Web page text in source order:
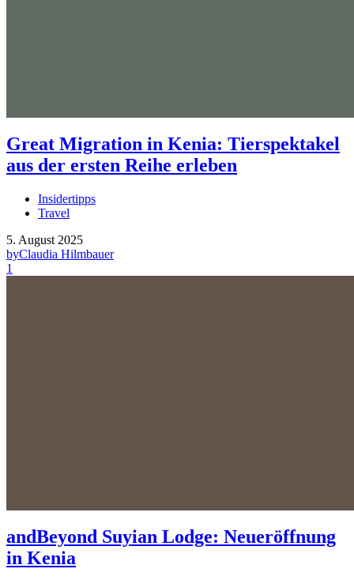
Great Migration in Kenia: Tierspektakel
aus der ersten Reihe erleben
Insidertipps
Travel
5. August 2025
byClaudia Hilmbauer
1
andBeyond Suyian Lodge: Neueröffnung
in Kenia